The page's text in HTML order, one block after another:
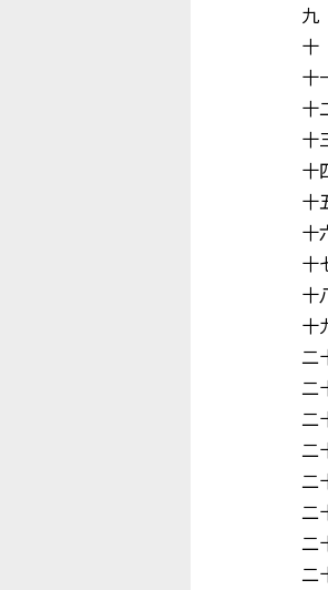
九
十
十
十
十
十
十
十
十
十
十
二
二
二
二
二
二
二
二